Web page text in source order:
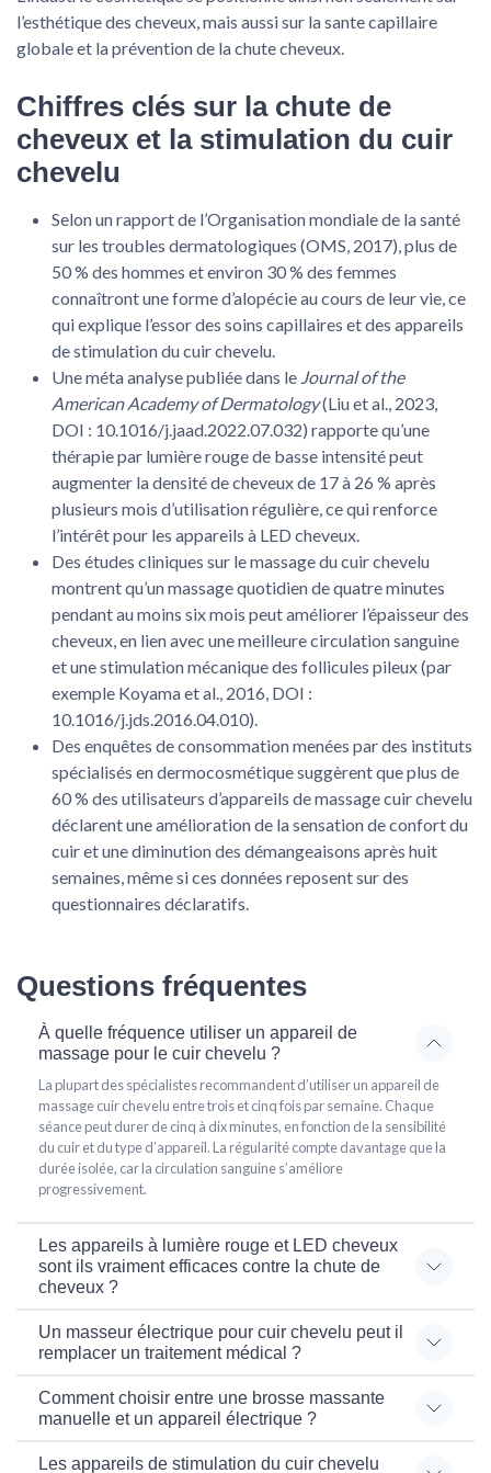
l’esthétique des cheveux, mais aussi sur la sante capillaire
globale et la prévention de la chute cheveux.
Chiffres clés sur la chute de
cheveux et la stimulation du cuir
chevelu
Selon un rapport de l’Organisation mondiale de la santé
sur les troubles dermatologiques (OMS, 2017), plus de
50 % des hommes et environ 30 % des femmes
connaîtront une forme d’alopécie au cours de leur vie, ce
qui explique l’essor des soins capillaires et des appareils
de stimulation du cuir chevelu.
Une méta analyse publiée dans le Journal of the
American Academy of Dermatology(Liu et al., 2023,
DOI : 10.1016/j.jaad.2022.07.032) rapporte qu’une
thérapie par lumière rouge de basse intensité peut
augmenter la densité de cheveux de 17 à 26 % après
plusieurs mois d’utilisation régulière, ce qui renforce
l’intérêt pour les appareils à LED cheveux.
Des études cliniques sur le massage du cuir chevelu
montrent qu’un massage quotidien de quatre minutes
pendant au moins six mois peut améliorer l’épaisseur des
cheveux, en lien avec une meilleure circulation sanguine
et une stimulation mécanique des follicules pileux (par
exemple Koyama et al., 2016, DOI :
10.1016/j.jds.2016.04.010).
Des enquêtes de consommation menées par des instituts
spécialisés en dermocosmétique suggèrent que plus de
60 % des utilisateurs d’appareils de massage cuir chevelu
déclarent une amélioration de la sensation de confort du
cuir et une diminution des démangeaisons après huit
semaines, même si ces données reposent sur des
questionnaires déclaratifs.
Questions fréquentes
À quelle fréquence utiliser un appareil de
massage pour le cuir chevelu ?
La plupart des spécialistes recommandent d’utiliser un appareil de
massage cuir chevelu entre trois et cinq fois par semaine. Chaque
séance peut durer de cinq à dix minutes, en fonction de la sensibilité
du cuir et du type d’appareil. La régularité compte davantage que la
durée isolée, car la circulation sanguine s’améliore
progressivement.
Les appareils à lumière rouge et LED cheveux
sont ils vraiment efficaces contre la chute de
cheveux ?
Un masseur électrique pour cuir chevelu peut il
remplacer un traitement médical ?
Comment choisir entre une brosse massante
manuelle et un appareil électrique ?
Les appareils de stimulation du cuir chevelu